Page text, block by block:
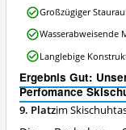
erhältlich?
Ergebnis Gut:
Perfomance
9. Platzim
Brubaker
Super
Perfomance
Skischuhtasche
Helmtasche
Rucksack
Vorteile:
Was
spricht
Großzügiger
Wasserabweisende
Langlebige